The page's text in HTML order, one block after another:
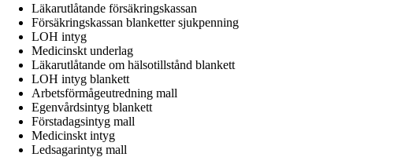
Läkarutlåtande försäkringskassan
Försäkringskassan blanketter sjukpenning
LOH intyg
Medicinskt underlag
Läkarutlåtande om hälsotillstånd blankett
LOH intyg blankett
Arbetsförmågeutredning mall
Egenvårdsintyg blankett
Förstadagsintyg mall
Medicinskt intyg
Ledsagarintyg mall